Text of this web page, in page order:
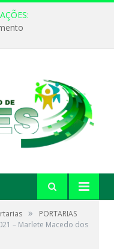
»
PORTARIAS
– Marlete Macedo dos